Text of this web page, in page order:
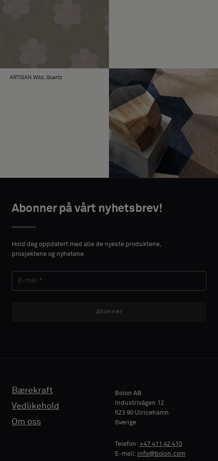
ARTISAN Wild, Quartz
Abonner på vårt nyhetsbrev!
Hold deg oppdatert med alle de nyeste produktene,
prosjektene og nyhetene.
Abonner
Bærekraft
Vedlikehold
Om oss
Bolon AB
Industrivägen 12
523 90 Ulricehamn
Sverige
Telefon: +47 411 42 410
E-mail: info@bolon.com